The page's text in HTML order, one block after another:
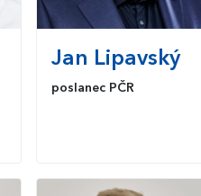
Jan Lipavský
poslanec PČR